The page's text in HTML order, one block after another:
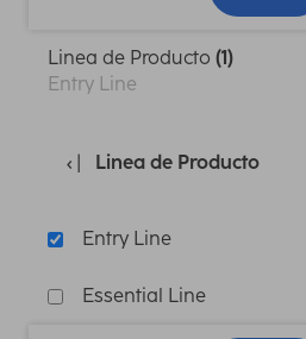
Linea de Producto (1)
Entry Line
Linea de Producto
Entry Line
Essential Line